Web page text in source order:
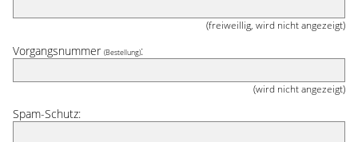
(freiweillig, wird nicht angezeigt)
Vorgangsnummer (Bestellung):
(wird nicht angezeigt)
Spam-Schutz: